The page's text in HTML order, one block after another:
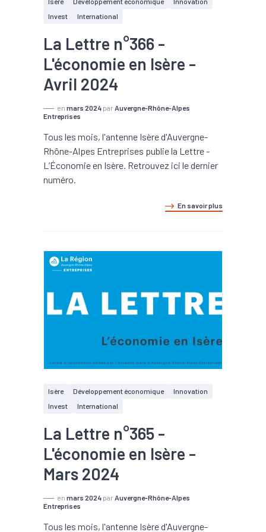
Invest
International
La Lettre n°366 -
L'économie en Isère -
Avril 2024
en mars 2024 par Auvergne-Rhône-Alpes
Entreprises
Tous les mois, l'antenne Isère d'Auvergne-
Rhône-Alpes Entreprises publie la Lettre -
L’Économie en Isère. Retrouvez ici le dernier
numéro.
En savoir plus
Isère Développement économique
Innovation
Invest
International
La Lettre n°365 -
L'économie en Isère -
Mars 2024
en mars 2024 par Auvergne-Rhône-Alpes
Entreprises
Tous les mois, l'antenne Isère d'Auvergne-